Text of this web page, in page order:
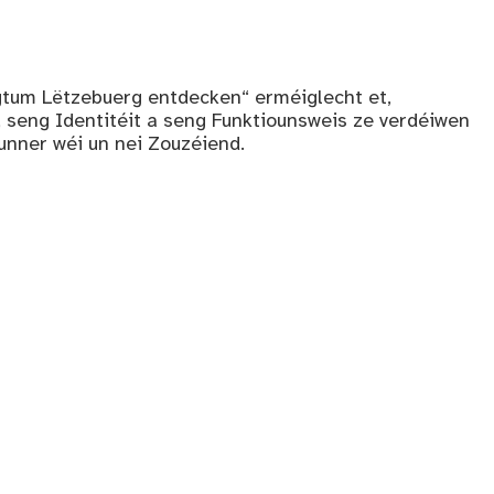
Lëtzebuerg entdecken“ erméiglecht et,
seng Identitéit a seng Funktiounsweis ze verdéiwen
wéi un nei Zouzéiend.